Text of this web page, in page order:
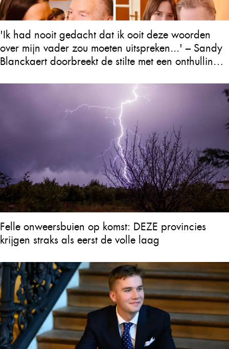
'Ik had nooit gedacht dat ik ooit deze woorden
over mijn vader zou moeten uitspreken...' – Sandy
Blanckaert doorbreekt de stilte met een onthulling
achterlaat
Felle onweersbuien op komst: DEZE provincies
krijgen straks als eerst de volle laag